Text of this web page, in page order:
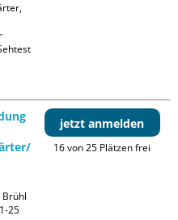
Brühl
25
jetzt anmelden
16 von 25 Plätzen frei